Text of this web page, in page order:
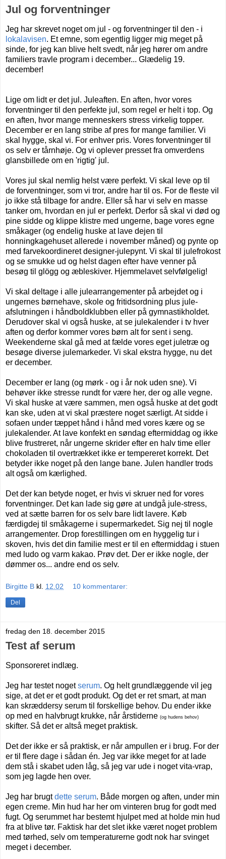
Jul og forventninger
Jeg har skrevet noget om jul - og forventninger til den - i
lokalavisen. Et emne, som egentlig ligger mig meget på
sinde, for jeg kan blive helt svedt, når jeg hører om andre
familiers travle program i december... Glædelig 19.
december!
Lige om lidt er det jul. Juleaften. En aften, hvor vores
forventninger til den perfekte jul, som regel er helt i top. Og
en aften, hvor mange menneskers stress virkelig topper.
December er en lang stribe af pres for mange familier. Vi
skal hygge, skal vi. For enhver pris. Vores forventninger til
os selv er tårnhøje. Og vi oplever presset fra omverdens
glansbillede om en 'rigtig' jul.
Vores jul skal nemlig helst være perfekt. Vi skal leve op til
de forventninger, som vi tror, andre har til os. For de fleste vil
jo ikke stå tilbage for andre. Eller så har vi selv en masse
tanker om, hvordan en jul er perfekt. Derfor så skal vi død og
pine sidde og klippe klistre med ungerne, bage vores egne
småkager (og endelig huske at lave dejen til
honningkagehuset allerede i november måned) og pynte op
med farvekoordineret designer-julepynt. Vi skal til julefrokost
og se smukke ud og helst dagen efter have venner på
besøg til glögg og æbleskiver. Hjemmelavet selvfølgelig!
Vi skal deltage i alle julearrangementer på arbejdet og i
ungernes børnehave, skole og fritidsordning plus jule-
afslutningen i håndboldklubben eller på gymnastikholdet.
Derudover skal vi også huske, at se julekalender i tv hver
aften og derfor kommer vores børn alt for sent i seng.
Weekenderne skal gå med at fælde vores eget juletræ og
besøge diverse julemarkeder. Vi skal ekstra hygge, nu det
er december.
December er lang (og mørk - og i år nok uden sne). Vi
behøver ikke stresse rundt for være her, der og alle vegne.
Vi skal huske at være sammen, men også huske at det godt
kan ske, uden at vi skal præstere noget særligt. At sidde i
sofaen under tæppet hånd i hånd med vores kære og se
julekalender. At lave konfekt en søndag eftermiddag og ikke
blive frustreret, når ungerne skrider efter en halv time eller
chokoladen til overtrækket ikke er tempereret korrekt. Det
betyder ikke noget på den lange bane. Julen handler trods
alt også om kærlighed.
Det der kan betyde noget, er hvis vi skruer ned for vores
forventninger. Det kan lade sig gøre at undgå jule-stress,
ved at sætte barren for os selv bare lidt lavere. Køb
færdigdej til småkagerne i supermarkedet. Sig nej til nogle
arrangementer. Drop forestillingen om en hyggelig tur i
skoven, hvis det din familie mest er til en eftermiddag i stuen
med ludo og varm kakao. Prøv det. Der er ikke nogle, der
dømmer os... andre end os selv.
Birgitte B kl. 12.02 10 kommentarer:
Del
fredag den 18. december 2015
Test af serum
Sponsoreret indlæg.
Jeg har testet nogetserum. Og helt grundlæggende vil jeg
sige, at det er et godt produkt. Og det er ret smart, at man
kan skræddersy serum til forskellige behov. Du ender ikke
op med en halvbrugt krukke, når årstiderne (og hudens behov)
skifter. Så det er altså meget praktisk.
Det der ikke er så praktisk, er når ampullen er i brug. For der
er til flere dage i sådan én. Jeg var ikke meget for at lade
dem stå i skabet uden låg, så jeg var ude i noget vita-vrap,
som jeg lagde hen over.
Jeg har brugtdette serum. Både morgen og aften, under min
egen creme. Min hud har her om vinteren brug for godt med
fugt. Og serummet har bestemt hjulpet med at holde min hud
fra at blive tør. Faktisk har det slet ikke været noget problem
med tørhed, selv om temperaturerne godt nok har svinget
meget i december.